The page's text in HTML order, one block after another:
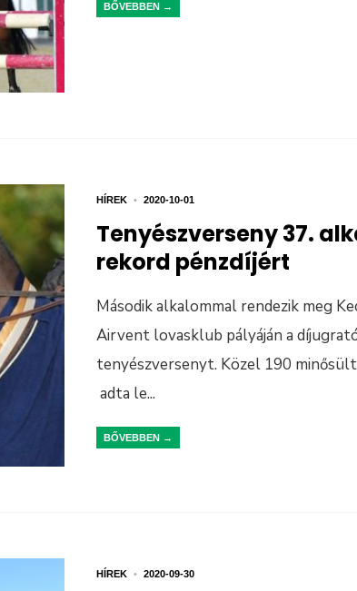
BŐVEBBEN →
HÍREK • 2020-10-01
Tenyészverseny 37.
rekord pénzdíjért
Második alkalommal rendezik meg
Airvent lovasklub pályáján a
tenyészversenyt. Közel 190
adta le...
BŐVEBBEN →
HÍREK • 2020-09-30